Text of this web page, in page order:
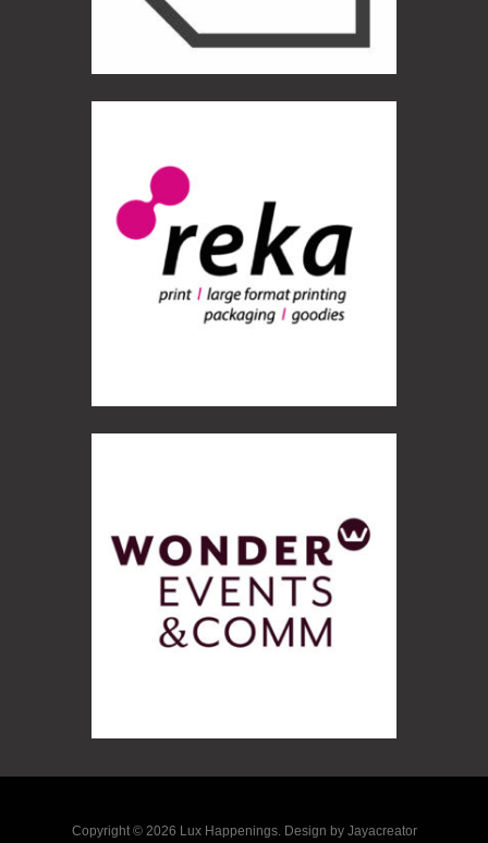
Copyright © 2026 Lux Happenings. Design by Jayacreator